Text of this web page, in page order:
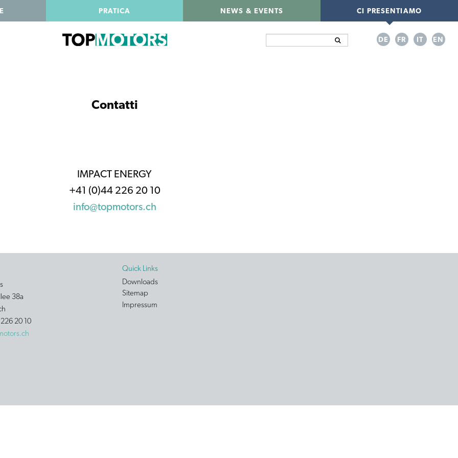
PRATICA NEWS & EVENTS CI PRESENTIAMO
DE FR IT EN
Contatti
IMPACT ENERGY
+41 (0)44 226 20 10
info@topmotors.ch
38a
20 10
Quick Links
Downloads
Sitemap
Impressum